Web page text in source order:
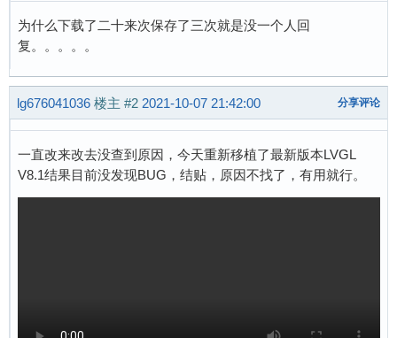
为什么下载了二十来次保存了三次就是没一个人回
复。。。。。
lg676041036 楼主 #2 2021-10-07 21:42:00 分享评论
一直改来改去没查到原因，今天重新移植了最新版本LVGL
V8.1结果目前没发现BUG，结贴，原因不找了，有用就行。